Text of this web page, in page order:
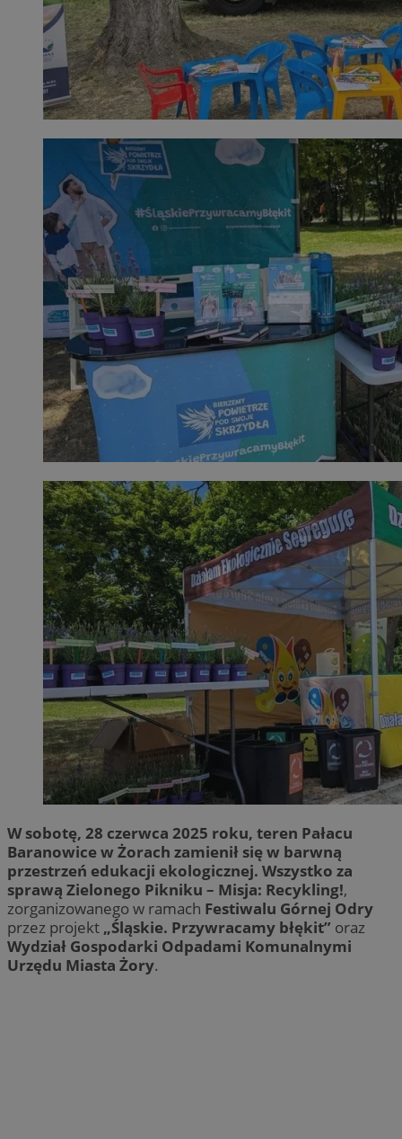
W sobotę, 28 czerwca 2025 roku, teren Pałacu
Baranowice w Żorach zamienił się w barwną
przestrzeń edukacji ekologicznej. Wszystko za
sprawą Zielonego Pikniku – Misja: Recykling!,
zorganizowanego w ramach Festiwalu Górnej Odry
przez projekt „Śląskie. Przywracamy błękit” oraz
Wydział Gospodarki Odpadami Komunalnymi
Urzędu Miasta Żory.